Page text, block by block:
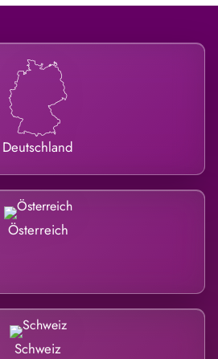
Deutschland
Österreich
Schweiz